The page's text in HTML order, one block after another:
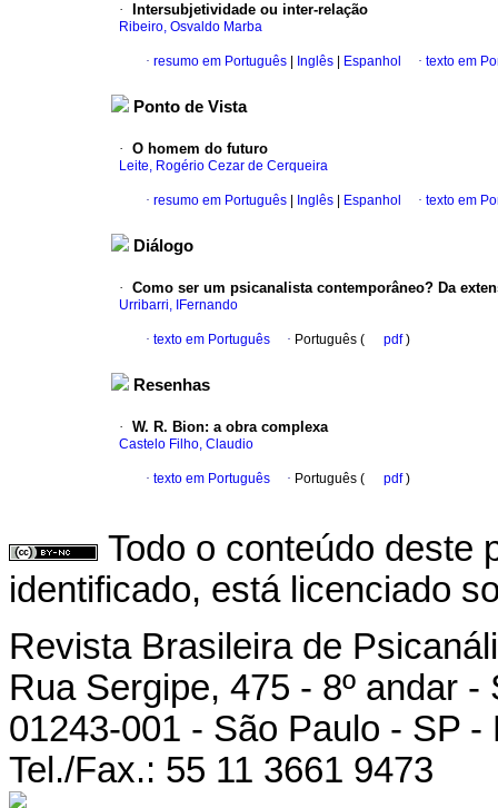
· Intersubjetividade ou inter-relação
Ribeiro, Osvaldo Marba
· resumo em Português Inglês Espanhol · texto em
Ponto de Vista
· O homem do futuro
Leite, Rogério Cezar de Cerqueira
· resumo em Português Inglês Espanhol · texto em
Diálogo
· Como ser um psicanalista contemporâneo? Da
Urribarri, IFernando
· texto em Português · Português ( pdf)
Resenhas
· W. R. Bion: a obra complexa
Castelo Filho, Claudio
· texto em Português · Português ( pdf)
Todo o conteúdo deste
identificado, está licenciado
Revista Brasileira de
Rua Sergipe, 475 - 8º andar -
01243-001 - São Paulo - SP -
Tel./Fax.: 55 11 3661 9473